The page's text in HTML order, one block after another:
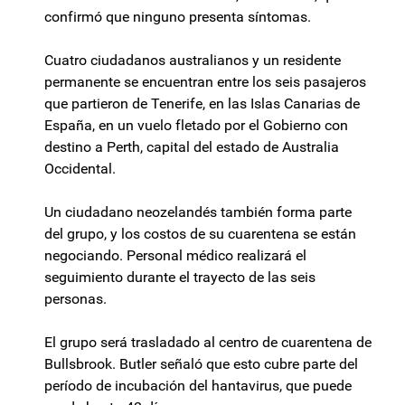
confirmó que ninguno presenta síntomas.
Cuatro ciudadanos australianos y un residente
permanente se encuentran entre los seis pasajeros
que partieron de Tenerife, en las Islas Canarias de
España, en un vuelo fletado por el Gobierno con
destino a Perth, capital del estado de Australia
Occidental.
Un ciudadano neozelandés también forma parte
del grupo, y los costos de su cuarentena se están
negociando. Personal médico realizará el
seguimiento durante el trayecto de las seis
personas.
El grupo será trasladado al centro de cuarentena de
Bullsbrook. Butler señaló que esto cubre parte del
período de incubación del hantavirus, que puede